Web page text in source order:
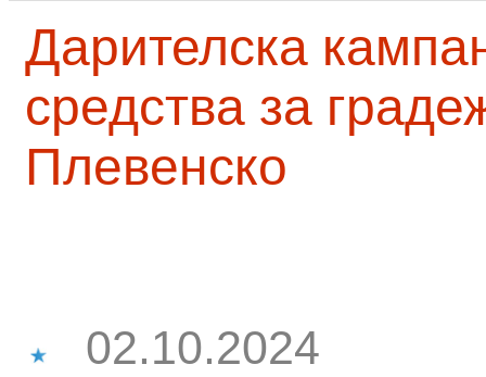
Дарителска
средства за
Плевенско
02.10.2024